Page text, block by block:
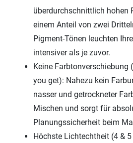
überdurchschnittlich hohen
einem Anteil von zwei
Pigment-Tönen leuchten
intensiver als je zuvor.
Keine Farbtonverschiebung
you get): Nahezu kein
nasser und getrockneter
Mischen und sorgt für
Planungssicherheit beim
Höchste Lichtechtheit (4 & 5